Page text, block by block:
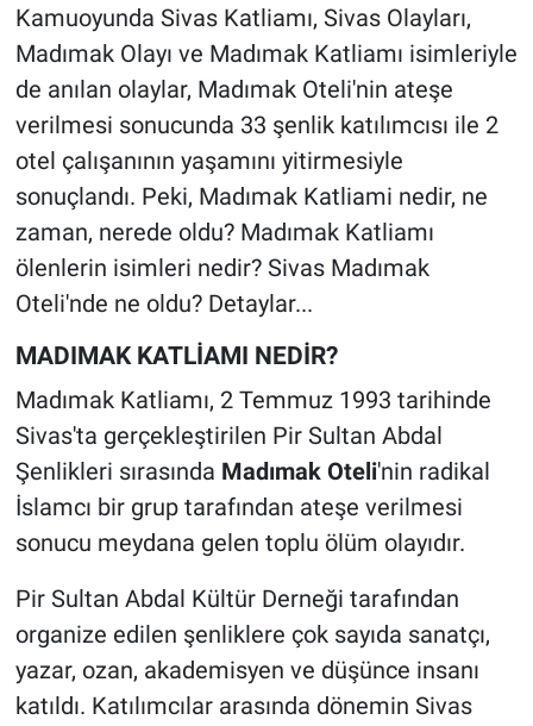
Kamuoyunda Sivas Katliamı, Sivas Olayları,
Madımak Olayı ve Madımak Katliamı isimleriyle
de anılan olaylar, Madımak Oteli'nin ateşe
verilmesi sonucunda 33 şenlik katılımcısı ile 2
otel çalışanının yaşamını yitirmesiyle
sonuçlandı. Peki, Madımak Katliami nedir, ne
zaman, nerede oldu? Madımak Katliamı
ölenlerin isimleri nedir? Sivas Madımak
Oteli'nde ne oldu? Detaylar...
MADIMAK KATLİAMI NEDİR?
Madımak Katliamı, 2 Temmuz 1993 tarihinde
Sivas'ta gerçekleştirilen Pir Sultan Abdal
Şenlikleri sırasında Madımak Oteli'nin radikal
İslamcı bir grup tarafından ateşe verilmesi
sonucu meydana gelen toplu ölüm olayıdır.
Pir Sultan Abdal Kültür Derneği tarafından
organize edilen şenliklere çok sayıda sanatçı,
yazar, ozan, akademisyen ve düşünce insanı
katıldı. Katılımcılar arasında dönemin Sivas